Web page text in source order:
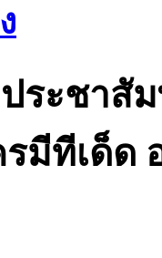
ระชาสัม
มีทีเด็ด